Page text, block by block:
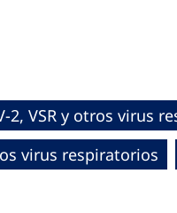
2, VSR y otros virus
virus respiratorios